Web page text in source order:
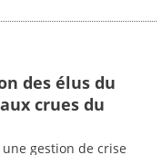
des élus du
crues du
gestion de crise